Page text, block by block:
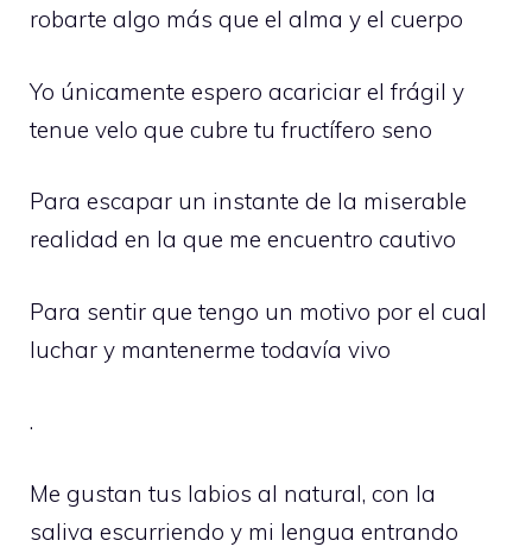
robarte algo más que el alma y el cuerpo
Yo únicamente espero acariciar el frágil y
tenue velo que cubre tu fructífero seno
Para escapar un instante de la miserable
realidad en la que me encuentro cautivo
Para sentir que tengo un motivo por el cual
luchar y mantenerme todavía vivo
.
Me gustan tus labios al natural, con la
saliva escurriendo y mi lengua entrando